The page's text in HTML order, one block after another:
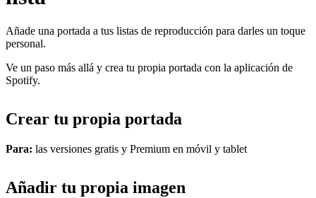
Añade una portada a tus listas de reproducción para darles un toque
personal.
Ve un paso más allá y crea tu propia portada con la aplicación de
Spotify.
Crear tu propia portada
Para: las versiones gratis y Premium en móvil y tablet
Añadir tu propia imagen